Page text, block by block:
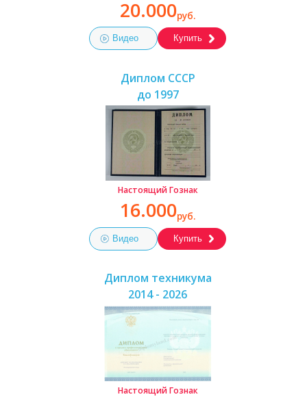
20.000руб.
Видео Купить
Диплом СССР
до 1997
Настоящий Гознак
16.000руб.
Видео Купить
Диплом техникума
2014 - 2026
Настоящий Гознак